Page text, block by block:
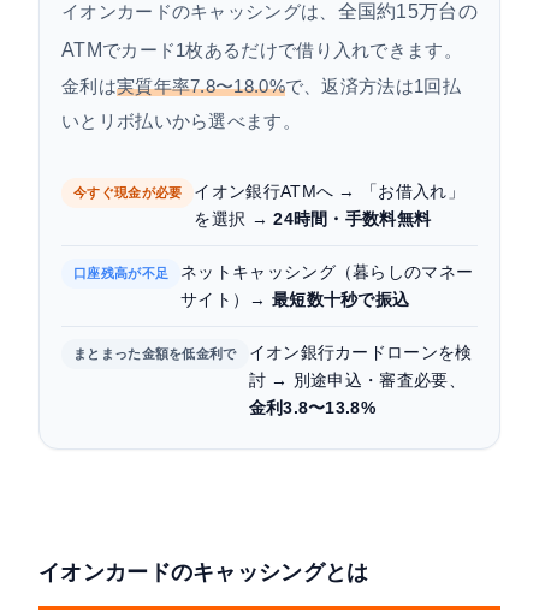
イオンカードのキャッシングは、 全国約15万台の
ATMでカード1枚あるだけで借り入れできます。
金利は実質年率7.8〜18.0%で、返済方法は1回払
いとリボ払いから選べます。
今すぐ現金が必要
イオン銀行ATMへ → 「お借入れ」
を選択 →24時間・手数料無料
口座残高が不足
ネットキャッシング（暮らしのマネー
サイト）→ 最短数十秒で振込
まとまった金額を低金利で
イオン銀行カードローンを検
討 → 別途申込・審査必要、
金利3.8〜13.8%
イオンカードのキャッシングとは